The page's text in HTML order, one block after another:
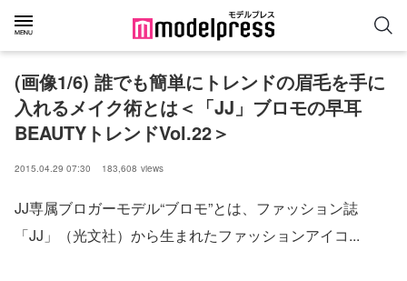
(画像1/6) 誰でも簡単にトレンドの眉毛を手に
入れるメイク術とは＜「JJ」ブロモの早耳
BEAUTYトレンドVol.22＞
2015.04.29 07:30 183,608 views
JJ専属ブロガーモデル“ブロモ”とは、ファッション誌
「JJ」（光文社）から生まれたファッションアイコ...